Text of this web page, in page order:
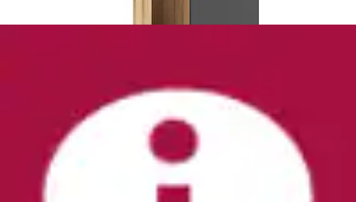
Massivholz, Breite 75cm, Höhe 170cm
Home affaire
Ursprünglicher PreisUVP 709,99 € Rabatt
Aktueller Preis
299,99 €
2)